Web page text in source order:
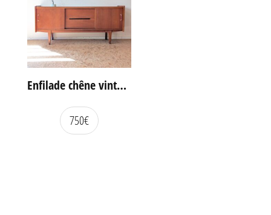
Enfilade chêne vintage portes coulissantes
750€